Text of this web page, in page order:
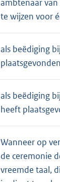
ambtenaar
te wijzen voor
als beëdiging
als beëdiging
heeft
Wanneer op
de ceremonie
vreemde taal,